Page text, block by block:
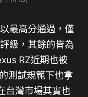
最高分通過，僅
級，其餘的皆為
RZ近期也被
測試規範下也拿
台灣市場其實也